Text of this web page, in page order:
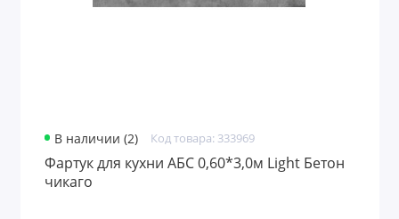
В наличии (2) Код товара: 333969
Фартук для кухни АБС 0,60*3,0м Light Бетон
чикаго